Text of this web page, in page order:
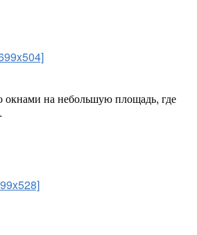
на небольшую площадь, где